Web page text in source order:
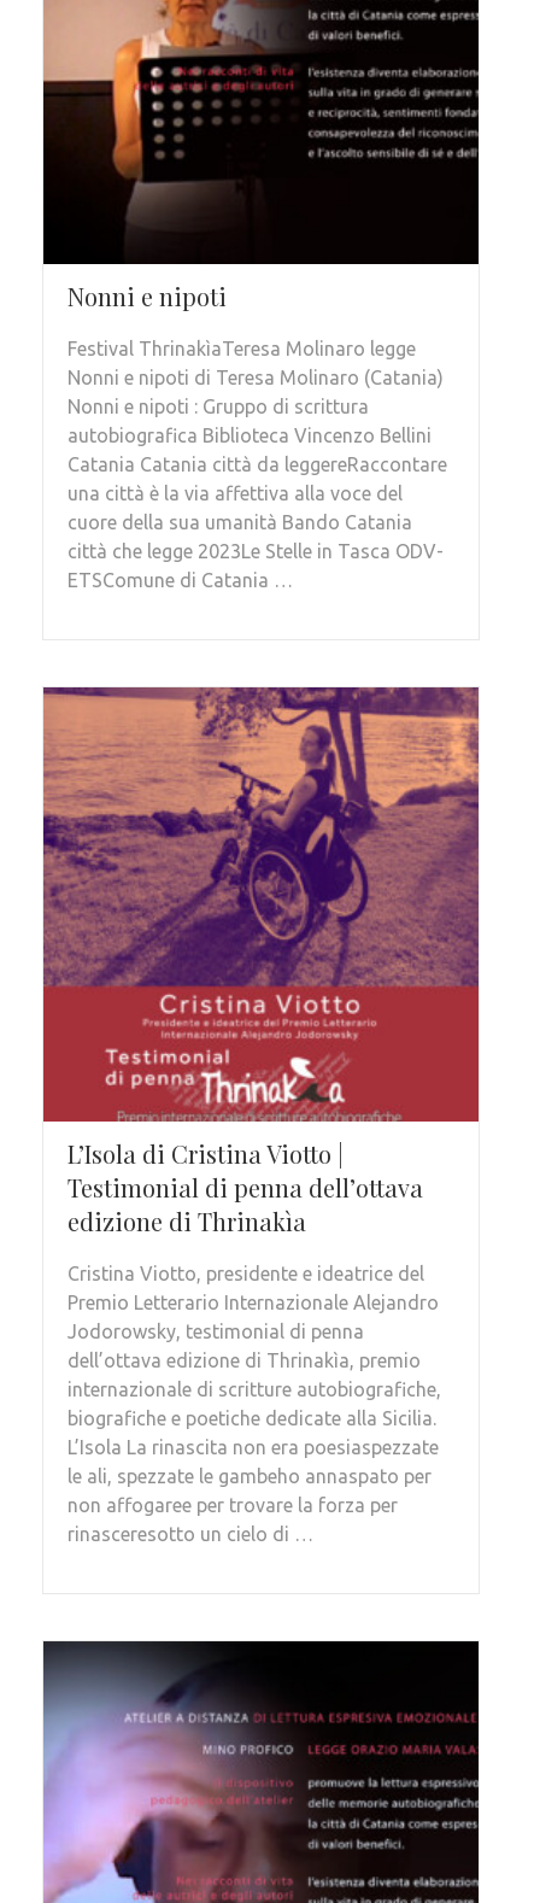
Nonni e nipoti
Festival ThrinakìaTeresa Molinaro legge
Nonni e nipoti di Teresa Molinaro (Catania)
Nonni e nipoti : Gruppo di scrittura
autobiografica Biblioteca Vincenzo Bellini
Catania Catania città da leggereRaccontare
una città è la via affettiva alla voce del
cuore della sua umanità Bando Catania
città che legge 2023Le Stelle in Tasca ODV-
ETSComune di Catania …
L’Isola di Cristina Viotto |
Testimonial di penna dell’ottava
edizione di Thrinakìa
Cristina Viotto, presidente e ideatrice del
Premio Letterario Internazionale Alejandro
Jodorowsky, testimonial di penna
dell’ottava edizione di Thrinakìa, premio
internazionale di scritture autobiografiche,
biografiche e poetiche dedicate alla Sicilia.
L’Isola La rinascita non era poesiaspezzate
le ali, spezzate le gambeho annaspato per
non affogaree per trovare la forza per
rinasceresotto un cielo di …